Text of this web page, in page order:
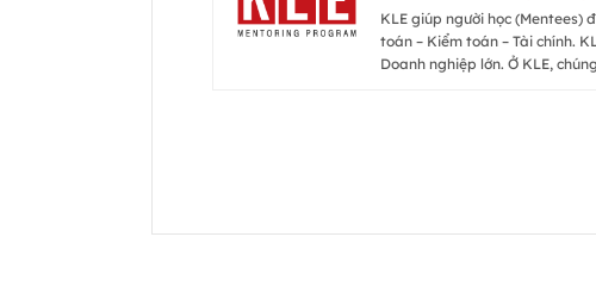
KLE giúp người học (Mentees)
toán – Kiểm toán – Tài chính.
Doanh nghiệp lớn. Ở KLE,